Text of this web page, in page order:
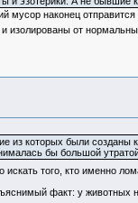
мусор наконец
изолированы от
из которых были
бы большой
того, кто именно
факт: у